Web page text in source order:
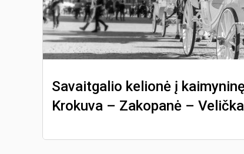
Savaitgalio kelionė į
Krokuva – Zakopanė –